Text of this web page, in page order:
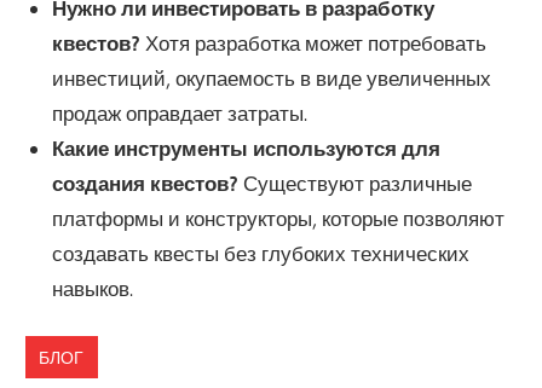
Нужно ли инвестировать в разработку
квестов? Хотя разработка может потребовать
инвестиций, окупаемость в виде увеличенных
продаж оправдает затраты.
Какие инструменты используются для
создания квестов? Существуют различные
платформы и конструкторы, которые позволяют
создавать квесты без глубоких технических
навыков.
БЛОГ